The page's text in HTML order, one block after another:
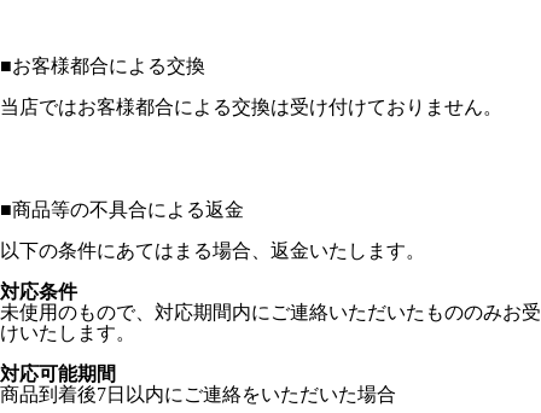
■お客様都合による交換
当店ではお客様都合による交換は受け付けておりません。
■商品等の不具合による返金
以下の条件にあてはまる場合、返金いたします。
対応条件
未使用のもので、対応期間内にご連絡いただいたもののみお受
けいたします。
対応可能期間
商品到着後7日以内にご連絡をいただいた場合